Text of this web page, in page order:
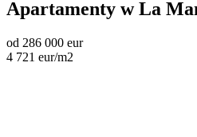
Apartamenty w La
od 286 000 eur
4 721 eur/m2